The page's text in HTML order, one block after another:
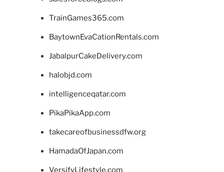
TrainGames365.com
BaytownEvaCationRentals.com
JabalpurCakeDelivery.com
halobjd.com
intelligenceqatar.com
PikaPikaApp.com
takecareofbusinessdfw.org
HamadaOfJapan.com
VersifyLifestyle.com